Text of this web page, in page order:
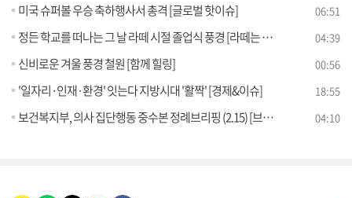
미국 슈퍼볼 우승 축하행사서 총격 [글로벌 핫이슈] 06:51
정든 학교를 떠나는 그 날 라떼 시절 졸업식 풍경 [라떼는 뉴우스] 04:39
신비로운 겨울 풍경 철원 [함께 힐링] 00:56
'일자리·인재·환경' 잇는다 지방시대 '활짝' [경제&이슈] 18:55
보건복지부, 의사 집단행동 중수본 정례브리핑 (2.15) [브리핑 인사이트] 04:10